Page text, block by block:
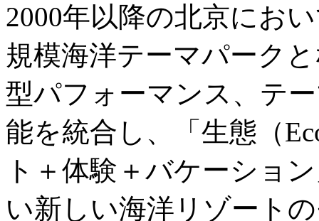
2000年以降の北京にお
規模海洋テーマパーク
型パフォーマンス、テ
能を統合し、「生態（
ト＋体験＋バケーショ
い新しい海洋リゾート